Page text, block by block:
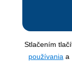
Stlačením
používania a